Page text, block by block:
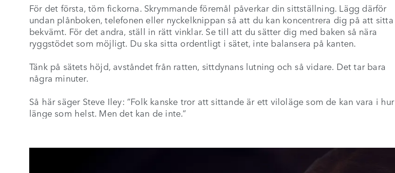
För det första, töm fickorna. Skrymmande föremål påverkar din sittställning. Lägg därför
undan plånboken, telefonen eller nyckelknippan så att du kan koncentrera dig på att sitta
bekvämt. För det andra, ställ in rätt vinklar. Se till att du sätter dig med baken så nära
ryggstödet som möjligt. Du ska sitta ordentligt i sätet, inte balansera på kanten.
Tänk på sätets höjd, avståndet från ratten, sittdynans lutning och så vidare. Det tar bara
några minuter.
Så här säger Steve Iley: ”Folk kanske tror att sittande är ett viloläge som de kan vara i hur
länge som helst. Men det kan de inte.”